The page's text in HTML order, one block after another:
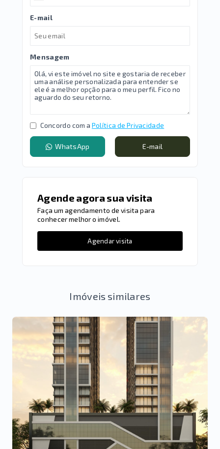
E-mail
Mensagem
Concordo com a Política de Privacidade
WhatsApp E-mail
Agende agora sua visita
Faça um agendamento de visita para
conhecer melhor o imóvel.
Agendar visita
Imóveis similares